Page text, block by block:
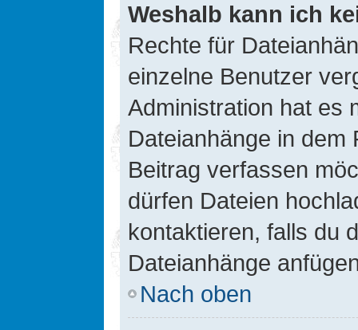
Weshalb kann ich
Rechte für
einzelne Benutzer
Administration hat es
Dateianhänge in dem
Beitrag verfassen
dürfen Dateien
kontaktieren, falls du
Dateianhänge
Nach oben